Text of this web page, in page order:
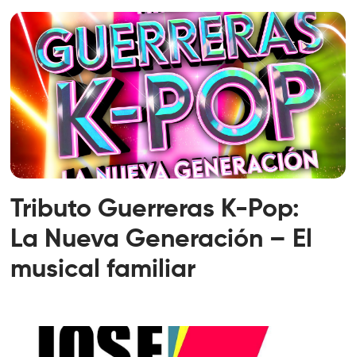
Tributo Guerreras K-Pop:
La Nueva Generación – El
musical familiar